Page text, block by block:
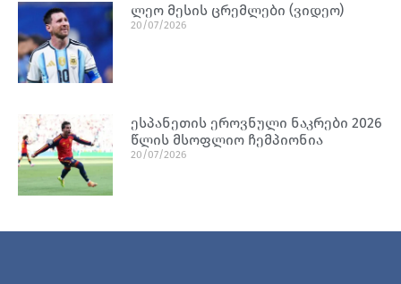
ლეო მესის ცრემლები (ვიდეო)
20/07/2026
ესპანეთის ეროვნული ნაკრები 2026
წლის მსოფლიო ჩემპიონია
20/07/2026